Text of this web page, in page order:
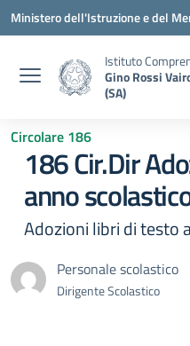
Vai ai contenuti
Vai al menu di navigazione
Vai al footer
Ministero dell'Istruzione e del
Istituto
Gino Rossi
(SA)
Circolare 186
186 Cir.Dir
anno
Adozioni libri di testo
Personale scolastico
Dirigente Scolastico